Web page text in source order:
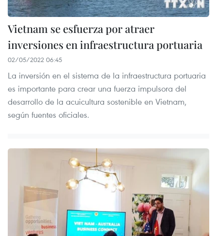
Vietnam se esfuerza por atraer
inversiones en infraestructura portuaria
02/05/2022 06:45
La inversión en el sistema de la infraestructura portuaria
es importante para crear una fuerza impulsora del
desarrollo de la acuicultura sostenible en Vietnam,
según fuentes oficiales.